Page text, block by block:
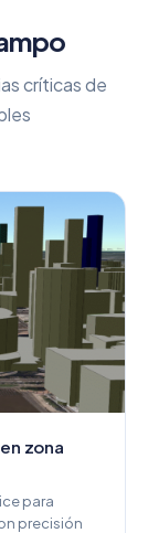
críticas de
zona
para
precisión